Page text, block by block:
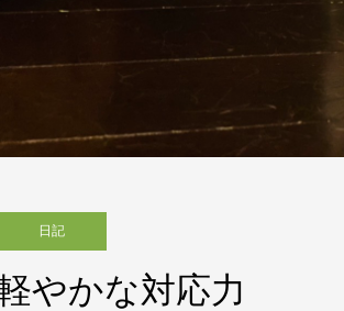
日記
やかな対応力